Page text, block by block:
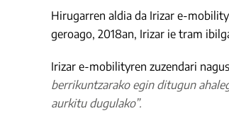
Hirugarren aldia da Irizar e-
geroago, 2018an, Irizar ie tram
Irizar e-mobilityren zuzendari
berrikuntzarako egin ditugun
aurkitu dugulako”.